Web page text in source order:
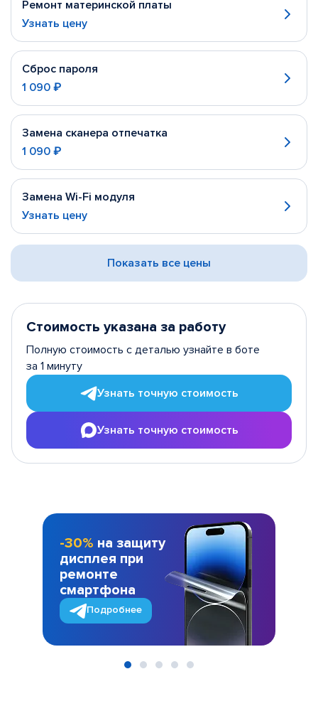
Ремонт материнской платы
Узнать цену
Сброс пароля
1 090 ₽
Замена сканера отпечатка
1 090 ₽
Замена Wi-Fi модуля
Узнать цену
Показать все цены
Стоимость указана за работу
Полную стоимость с деталью узнайте в боте
за 1 минуту
Узнать точную стоимость
Узнать точную стоимость
-30% на защиту
дисплея при
ремонте
смартфона
Подробнее